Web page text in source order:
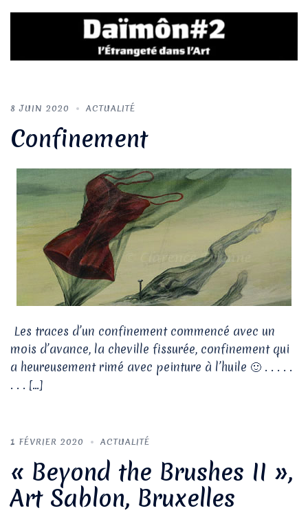
8 JUIN 2020 ACTUALITÉ
Confinement
Les traces d’un confinement commencé avec un
mois d’avance, la cheville fissurée, confinement qui
a heureusement rimé avec peinture à l’huile 🙂 . . . . .
. . . […]
1 FÉVRIER 2020 ACTUALITÉ
« Beyond the Brushes II »,
Art Sablon, Bruxelles